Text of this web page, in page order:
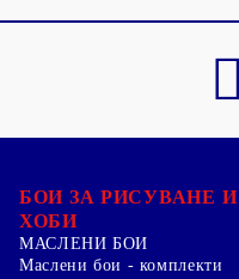
БОИ ЗА РИСУВАНЕ И
ХОБИ
МАСЛЕНИ БОИ
Маслени бои - комплекти